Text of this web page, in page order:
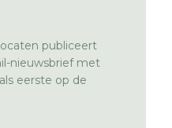
publiceert
nieuwsbrief met
eerste op de